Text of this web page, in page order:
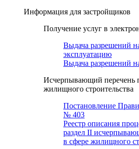
Информация для застройщиков
Получение услуг в
Выдача разрешений
эксплуатацию
Выдача разрешений
Исчерпывающий перечень
жилищного строительства
Постановление
№ 403
Реестр описания
раздел II
в сфере жилищного